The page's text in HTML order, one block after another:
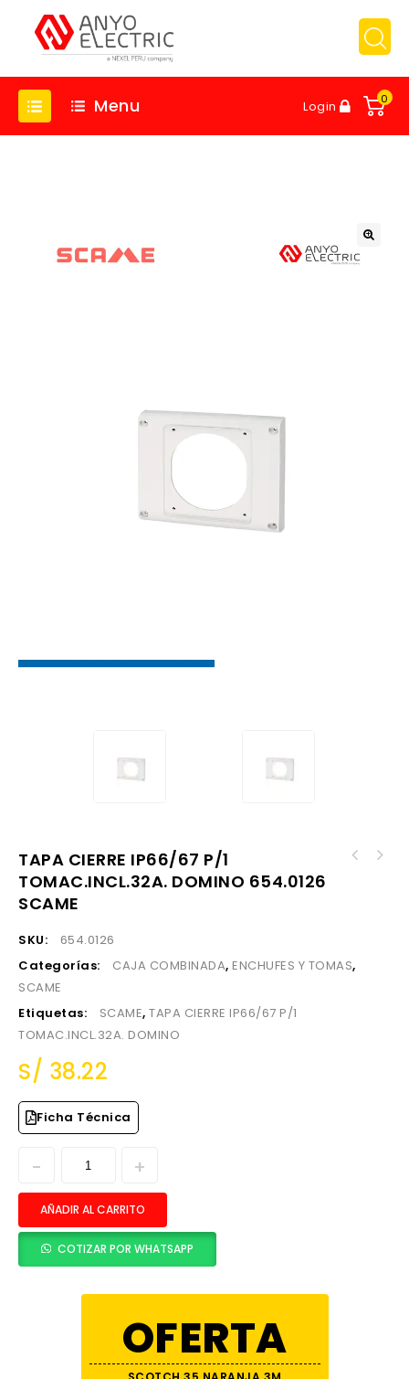
Menu Login 0
TAPA CIERRE IP66/67 P/1
TOMAC.INCL.32A. DOMINO 654.0126
SCAME
SKU:
654.0126
Categorías:
CAJA COMBINADA, ENCHUFES Y TOMAS,
SCAME
Etiquetas:
SCAME, TAPA CIERRE IP66/67 P/1
TOMAC.INCL.32A. DOMINO
S/ 38.22
Ficha Técnica
AÑADIR AL CARRITO
COTIZAR POR WHATSAPP
OFERTA